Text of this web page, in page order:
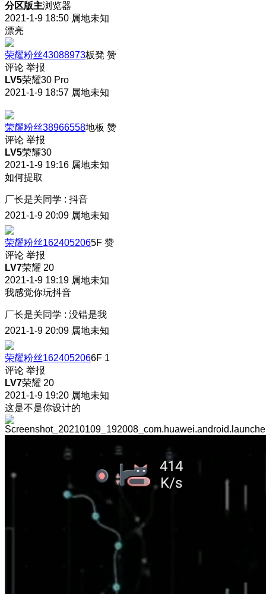
分区版主浏览器
2021-1-9 18:50 属地未知
漂亮
荣耀粉丝43088973板凳 赞
评论 举报
LV5荣耀30 Pro
2021-1-9 18:57 属地未知
荣耀粉丝38966558地板 赞
评论 举报
LV5荣耀30
2021-1-9 19:16 属地未知
如何提取
厂长是关同学 : 抖音
2021-1-9 20:09 属地未知
荣耀粉丝1624052065F 赞
评论 举报
LV7荣耀 20
2021-1-9 19:19 属地未知
我感觉你玩抖音
厂长是关同学 : 没错是我
2021-1-9 20:09 属地未知
荣耀粉丝1624052066F 1
评论 举报
LV7荣耀 20
2021-1-9 19:20 属地未知
这是不是你设计的